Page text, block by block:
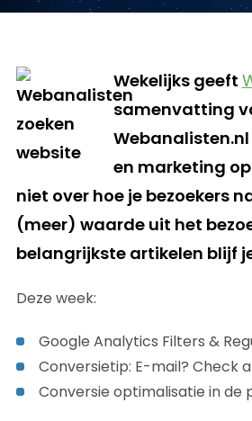
Wekelijks geeft
samenvatting
en marketing
niet over hoe je bezoekers
(meer) waarde uit het
belangrijkste artikelen blijf
Deze week:
Google Analytics Filters &
Conversietip: E-mail? Check
Conversie optimalisatie in de